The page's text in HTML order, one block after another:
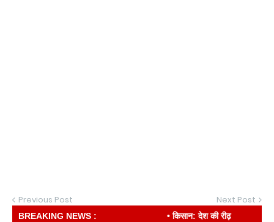
Previous Post Next Post
BREAKING NEWS : • किसान: देश की रीढ़